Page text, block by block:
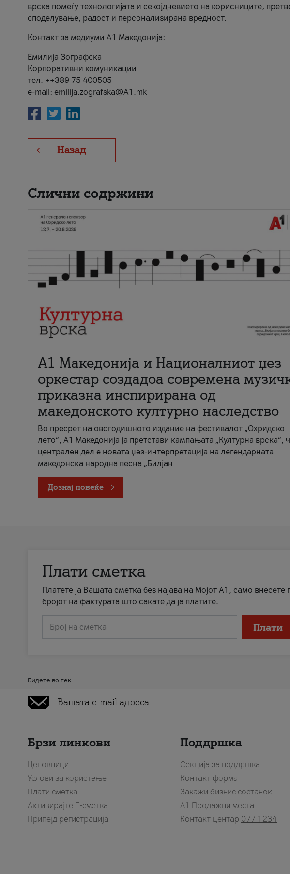
врска помеѓу технологијата и секојдневието на корисниците,
споделување, радост и персонализирана вредност.
Контакт за медиуми А1 Македонија:
Емилија Зографска
Корпоративни комуникации
тел. ++389 75 400505
e-mail: emilija.zografska@A1.mk
Назад
Слични содржини
А1 Македонија и Националниот џез
оркестар создадоа современа
приказна инспирирана од
македонското културно наследство
Во пресрет на овогодишното издание на фестивалот „Охридско
лето“, А1 Македонија ја претстави кампањата „Културна врска“,
централен дел е новата џез-интерпретација на легендарната
македонска народна песна „Билјан
Дознај повеќе
Плати сметка
Платете ја Вашата сметка без најава на Мојот А1, само внесете
бројот на фактурата што сакате да ја платите.
Број на сметка Плати
Бидете во тек
Брзи линкови
Ценовници
Услови за користење
Плати сметка
Активирајте Е-сметка
Припејд регистрација
Поддршка
Секција за поддршка
Контакт форма
Закажи бизнис состанок
A1 Продажни места
Контакт центар 077 1234